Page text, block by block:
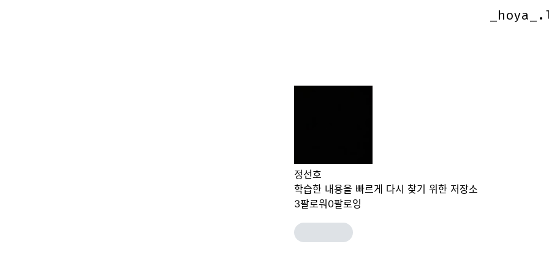
정선호
학습한 내용을 빠르게 다시 찾기 위한 저장소
3팔로워 0팔로잉